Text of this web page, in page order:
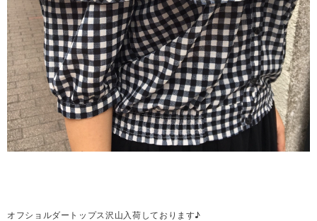
オフショルダートップス沢山入荷しております♪